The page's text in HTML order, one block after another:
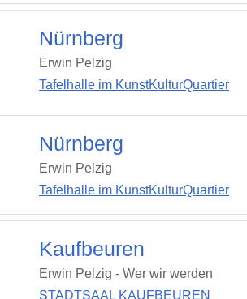
Nürnberg
Erwin Pelzig
Tafelhalle im KunstKulturQuartier
Nürnberg
Erwin Pelzig
Tafelhalle im KunstKulturQuartier
Kaufbeuren
Erwin Pelzig - Wer wir werden
STADTSAAL KAUFBEUREN